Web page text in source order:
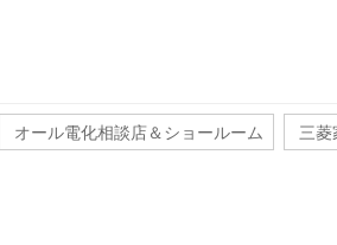
オール電化相談店＆ショールーム 三菱